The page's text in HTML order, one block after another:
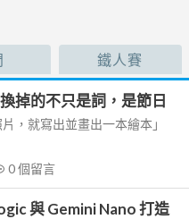
鐵人賽
掉的不只是詞，是節日
，就寫出並畫出一本繪本」
0個留言
與 Gemini Nano 打造